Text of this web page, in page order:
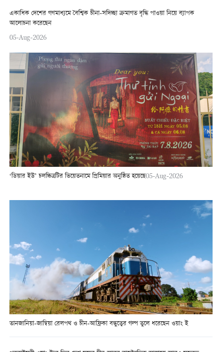
একাধিক দেশের গণমাধ্যমে বৈশ্বিক চীনা-সদিচ্ছা ক্রমাগত বৃদ্ধি পাওয়া নিয়ে ব্যাপক
আলোচনা করেছেন
05-Aug-2026
‘ডিয়ার ইউ’ চলচ্চিত্রটির ভিয়েতনামে প্রিমিয়ার অনুষ্ঠিত হয়েছে05-Aug-2026
তানজানিয়া-জাম্বিয়া রেলপথ ও চীন-আফ্রিকা বন্ধুত্বের গল্প তুলে ধরেছেন ওয়াং ই